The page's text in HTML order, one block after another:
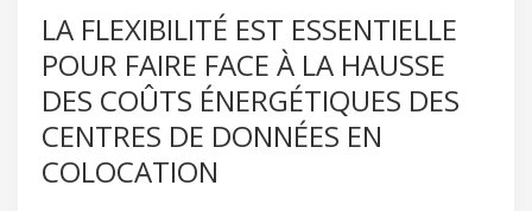
LA FLEXIBILITÉ EST ESSENTIELLE
POUR FAIRE FACE À LA HAUSSE
DES COÛTS ÉNERGÉTIQUES DES
CENTRES DE DONNÉES EN
COLOCATION